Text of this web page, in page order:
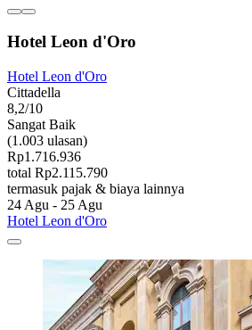
Hotel Leon d'Oro
Hotel Leon d'Oro
Cittadella
8,2/10
Sangat Baik
(1.003 ulasan)
Rp1.716.936
total Rp2.115.790
termasuk pajak & biaya lainnya
24 Agu - 25 Agu
Hotel Leon d'Oro